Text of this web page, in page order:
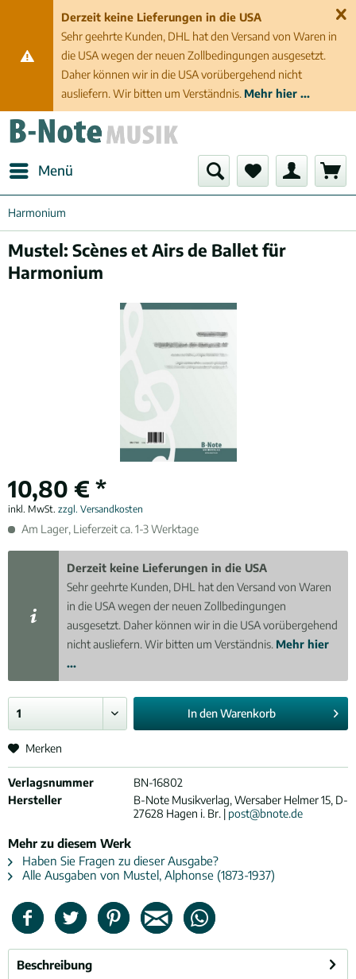
Derzeit keine Lieferungen in die USA
Sehr geehrte Kunden, DHL hat den Versand von Waren in
die USA wegen der neuen Zollbedingungen ausgesetzt.
Daher können wir in die USA vorübergehend nicht
ausliefern. Wir bitten um Verständnis. Mehr hier ...
Menü
Harmonium
Mustel: Scènes et Airs de Ballet für
Harmonium
10,80 € *
inkl. MwSt. zzgl. Versandkosten
Am Lager, Lieferzeit ca. 1-3 Werktage
Derzeit keine Lieferungen in die USA
Sehr geehrte Kunden, DHL hat den Versand von Waren
in die USA wegen der neuen Zollbedingungen
ausgesetzt. Daher können wir in die USA vorübergehend
nicht ausliefern. Wir bitten um Verständnis. Mehr hier
...
In denWarenkorb
Merken
Verlagsnummer
BN-16802
Hersteller
B-Note Musikverlag, Wersaber Helmer 15, D-
27628 Hagen i. Br. | post@bnote.de
Mehr zu diesem Werk
Haben Sie Fragen zu dieser Ausgabe?
Alle Ausgaben von Mustel, Alphonse (1873-1937)
Beschreibung